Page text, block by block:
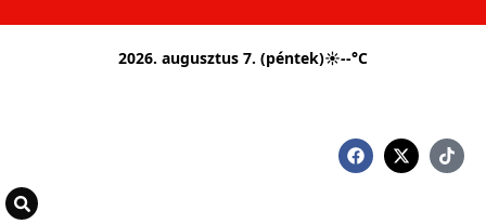
2026. augusztus 7. (péntek)☀--°C